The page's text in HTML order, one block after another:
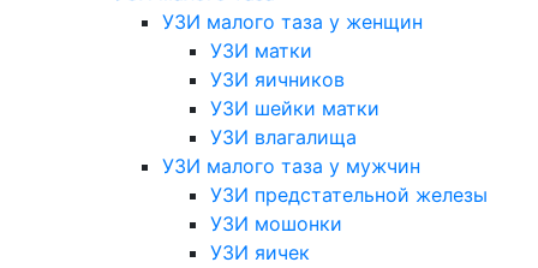
УЗИ малого таза у женщин
УЗИ матки
УЗИ яичников
УЗИ шейки матки
УЗИ влагалища
УЗИ малого таза у мужчин
УЗИ предстательной железы
УЗИ мошонки
УЗИ яичек